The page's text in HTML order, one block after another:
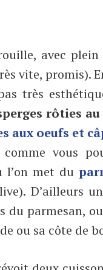
avec
vite, promis).
très
rôties
aux oeufs et
vous
l’on met du
D’ailleurs
du parmesan,
ou sa côte de